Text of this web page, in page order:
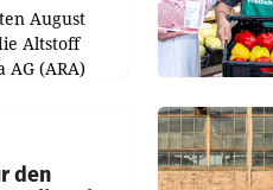
August
Altstoff
AG (ARA)
„Kreislauf-
Filialen
den